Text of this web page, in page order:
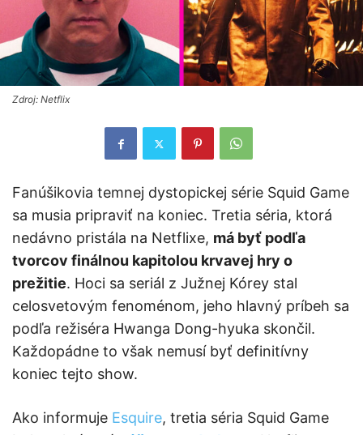
Zdroj: Netflix
Fanúšikovia temnej dystopickej série Squid Game
sa musia pripraviť na koniec. Tretia séria, ktorá
nedávno pristála na Netflixe, má byť podľa
tvorcov finálnou kapitolou krvavej hry o
prežitie. Hoci sa seriál z Južnej Kórey stal
celosvetovým fenoménom, jeho hlavný príbeh sa
podľa režiséra Hwanga Dong-hyuka skončil.
Každopádne to však nemusí byť definitívny
koniec tejto show.
Ako informuje Esquire, tretia séria Squid Game